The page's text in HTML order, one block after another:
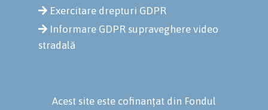
Exercitare drepturi GDPR
Informare GDPR supraveghere video
stradală
Acest site este cofinanțat din Fondul